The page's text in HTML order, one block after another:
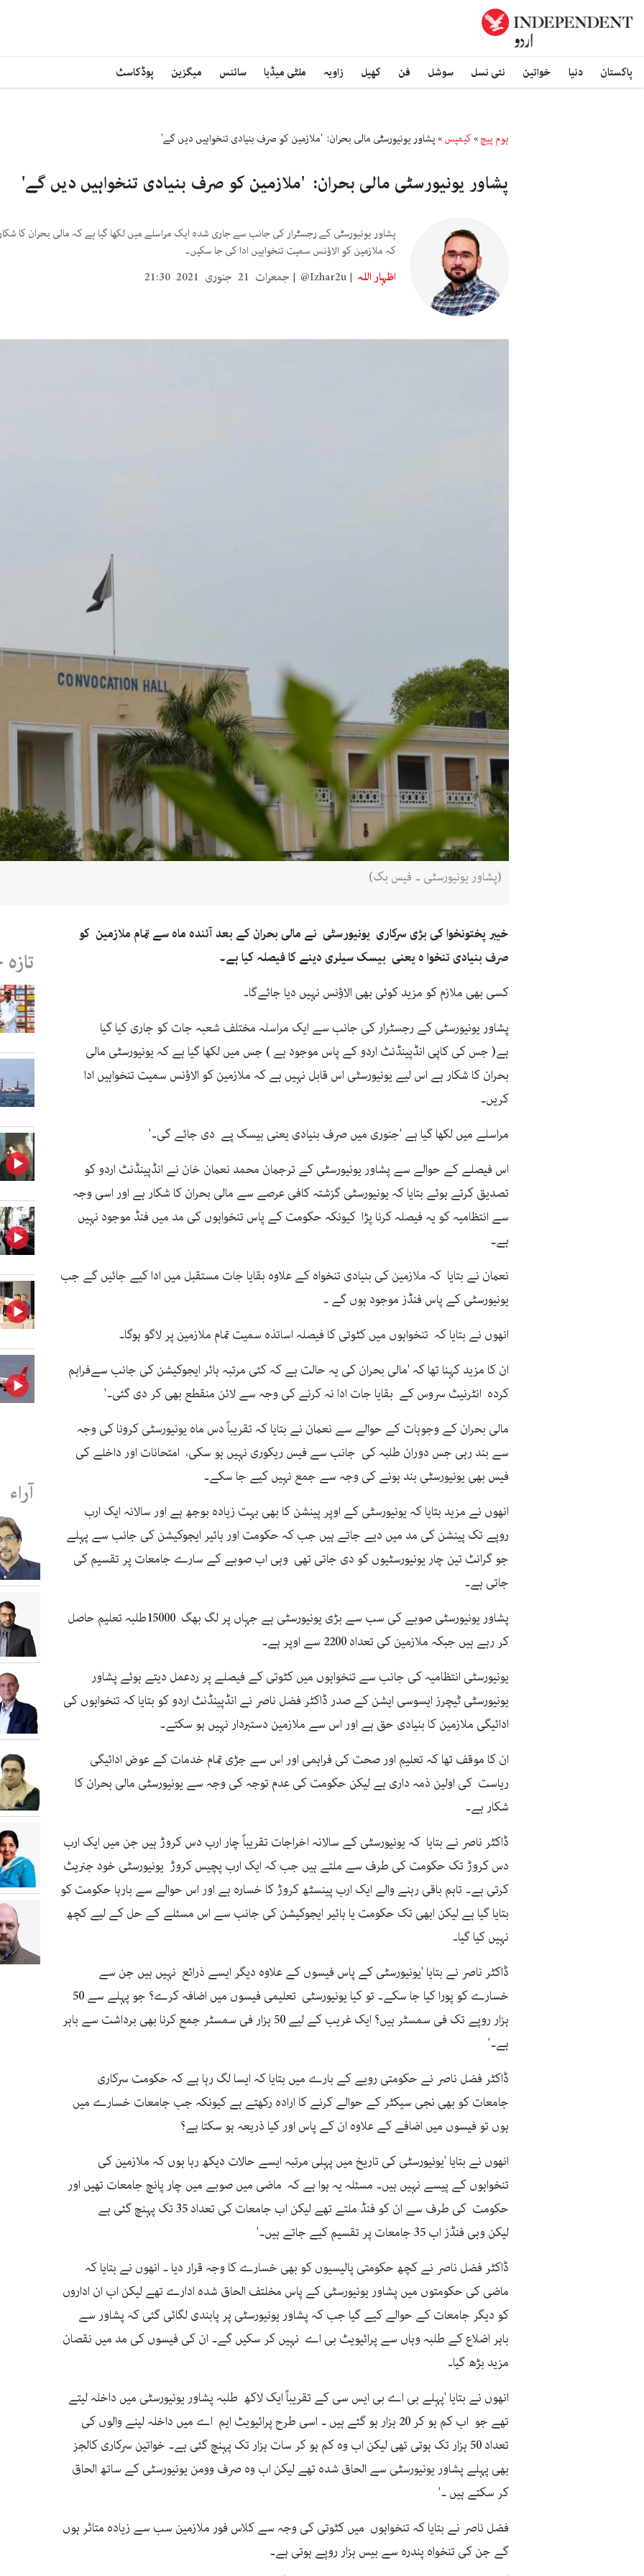
پاکستان دنیا خواتین نئی نسل سوشل فن کھیل زاویہ ملٹی میڈیا سائنس میگزین پوڈکاسٹ
ہوم پیچ»کیمپس» پشاور یونیورسٹی مالی بحران: 'ملازمین کو صرف بنیادی تنخواہیں دیں گے'
پشاور یونیورسٹی مالی بحران: 'ملازمین کو صرف بنیادی تنخواہیں دیں گے'
پشاور یونیورسٹی کے رجسٹرار کی جانب سے جاری شدہ ایک مراسلے میں لکھا گیا ہے کہ مالی بحران کا
کہ ملازمین کو الاؤنس سمیت تنخواہیں ادا کی جا سکیں۔
اظہار اللہ @Izhar2u جمعرات 21 جنوری 2021 21:30
(پشاور یونیورسٹی ۔ فیس بک)
خیبر پختونخوا کی بڑی سرکاری یونیورسٹی نے مالی بحران کے بعد آئندہ ماہ سے تمام ملازمین کو
صرف بنیادی تنخوا ہ یعنی بیسک سیلری دینے کا فیصلہ کیا ہے۔
کسی بھی ملازم کو مزید کوئی بھی الاؤنس نہیں دیا جائےگا۔
پشاور یونیورسٹی کے رجسٹرار کی جانب سے ایک مراسلہ مختلف شعبہ جات کو جاری کیا گیا
ہے( جس کی کاپی انڈپینڈنٹ اردو کے پاس موجود ہے ) جس میں لکھا گیا ہے کہ یونیورسٹی مالی
بحران کا شکار ہے اس لیے یونیورسٹی اس قابل نہیں ہے کہ ملازمین کو الاؤنس سمیت تنخواہیں ادا
کریں۔
مراسلے میں لکھا گیا ہے 'جنوری میں صرف بنیادی یعنی بیسک پے دی جائے گی۔'
اس فیصلے کے حوالے سے پشاور یونیورسٹی کے ترجمان محمد نعمان خان نے انڈپینڈنٹ اردو کو
تصدیق کرتے ہوئے بتایا کہ یونیورسٹی گزشتہ کافی عرصے سے مالی بحران کا شکار ہے اور اسی وجہ
سے انتظامیہ کو یہ فیصلہ کرنا پڑا کیونکہ حکومت کے پاس تنخواہوں کی مد میں فنڈ موجود نہیں
ہے۔
نعمان نے بتایا کہ ملازمین کی بنیادی تنخواہ کے علاوہ بقایا جات مستقبل میں ادا کیے جائیں گے جب
یونیورسٹی کے پاس فنڈز موجود ہوں گے ۔
انھوں نے بتایا کہ تنخواہوں میں کٹوتی کا فیصلہ اساتذہ سمیت تمام ملازمین پر لاگو ہوگا۔
ان کا مزید کہنا تھا کہ 'مالی بحران کی یہ حالت ہے کہ کئی مرتبہ ہائر ایجوکیشن کی جانب سےفراہم
کردہ انٹرنیٹ سروس کے بقایا جات ادا نہ کرنے کی وجہ سے لائن منقطع بھی کر دی گئی۔'
مالی بحران کے وجوہات کے حوالے سے نعمان نے بتایا کہ تقریباً دس ماہ یونیورسٹی کرونا کی وجہ
سے بند رہی جس دوران طلبہ کی جانب سے فیس ریکوری نہیں ہو سکی، امتحانات اور داخلے کی
فیس بھی یونیورسٹی بند ہونے کی وجہ سے جمع نہیں کیے جا سکے۔
انھوں نے مزید بتایا کہ یونیورسٹی کے اوپر پینشن کا بھی بہت زیادہ بوجھ ہے اور سالانہ ایک ارب
روپے تک پینشن کی مد میں دیے جاتے ہیں جب کہ حکومت اور ہائیر ایجوکیشن کی جانب سے پہلے
جو گرانٹ تین چار یونیورسٹیوں کو دی جاتی تھی وہی اب صوبے کے سارے جامعات پر تقسیم کی
جاتی ہے۔
پشاور یونیورسٹی صوبے کی سب سے بڑی یونیورسٹی ہے جہاں پر لگ بھگ 15000طلبہ تعلیم حاصل
کر رہے ہیں جبکہ ملازمین کی تعداد 2200 سے اوپر ہے۔
یونیورسٹی انتظامیہ کی جانب سے تنخواہوں میں کٹوتی کے فیصلے پر ردعمل دیتے ہوئے پشاور
یونیورسٹی ٹیچرز ایسوسی ایشن کے صدر ڈاکٹر فضل ناصر نے انڈپینڈنٹ اردو کو بتایا کہ تنخواہوں کی
ادائیگی ملازمین کا بنیادی حق ہے اور اس سے ملازمین دستبردار نہیں ہو سکتے۔
ان کا موقف تھا کہ تعلیم اور صحت کی فراہمی اور اس سے جڑی تمام خدمات کے عوض ادائیگی
ریاست کی اولین ذمہ داری ہے لیکن حکومت کی عدم توجہ کی وجہ سے یونیورسٹی مالی بحران کا
شکار ہے۔
ڈاکٹر ناصر نے بتایا کہ یونیورسٹی کے سالانہ اخراجات تقریباً چار ارب دس کروڑ ہیں جن میں ایک ارب
دس کروڑ تک حکومت کی طرف سے ملتے ہیں جب کہ ایک ارب پچیس کروڑ یونیورسٹی خود جنریٹ
کرتی ہے۔ تاہم باقی رہنے والے ایک ارب پینسٹھ کروڑ کا خسارہ ہے اور اس حوالے سے بارہا حکومت کو
بتایا گیا ہے لیکن ابھی تک حکومت یا ہائیر ایجوکیشن کی جانب سے اس مسئلے کے حل کے لیے کچھ
نہیں کیا گیا۔
ڈاکٹر ناصر نے بتایا 'یونیورسٹی کے پاس فیسوں کے علاوہ دیگر ایسے ذرائع نہیں ہیں جن سے
خسارے کو پورا کیا جا سکے۔ تو کیا یونیورسٹی تعلیمی فیسوں میں اضافہ کرے؟ جو پہلے سے 50
ہزار روپے تک فی سمسٹر ہیں؟ ایک غریب کے لیے 50 ہزار فی سمسٹر جمع کرنا بھی برداشت سے باہر
ہے۔'
ڈاکٹر فضل ناصر نے حکومتی رویے کے بارے میں بتایا کہ ایسا لگ رہا ہے کہ حکومت سرکاری
جامعات کو بھی نجی سیکٹر کے حوالے کرنے کا ارادہ رکھتے ہے کیونکہ جب جامعات خسارے میں
ہوں تو فیسوں میں اضافے کے علاوہ ان کے پاس اور کیا ذریعہ ہو سکتا ہے؟
انھوں نے بتایا 'یونیورسٹی کی تاریخ میں پہلی مرتبہ ایسے حالات دیکھ رہا ہوں کہ ملازمین کی
تنخواہوں کے پیسے نہیں ہیں۔ مسئلہ یہ ہوا ہے کہ ماضی میں صوبے میں چار پانچ جامعات تھیں اور
حکومت کی طرف سے ان کو فنڈ ملتے تھے لیکن اب جامعات کی تعداد 35 تک پہنچ گئی ہے
لیکن وہی فنڈز اب 35 جامعات پر تقسیم کیے جاتے ہیں۔'
ڈاکٹر فضل ناصر نے کچھ حکومتی پالیسیوں کو بھی خسارے کا وجہ قرار دیا ۔ انھوں نے بتایا کہ
ماضی کی حکومتوں میں پشاور یونیورسٹی کے پاس مخلتف الحاق شدہ ادارے تھے لیکن اب ان اداروں
کو دیگر جامعات کے حوالے کیے گیا جب کہ پشاور یونیورسٹی پر پابندی لگائی گئی کہ پشاور سے
باہر اضلاع کے طلبہ وہاں سے پرائیویٹ بی اے نہیں کر سکیں گے۔ ان کی فیسوں کی مد میں نقصان
مزید بڑھ گیا۔
انھوں نے بتایا 'پہلے بی اے بی ایس سی کے تقریباً ایک لاکھ طلبہ پشاور یونیورسٹی میں داخلہ لیتے
تھے جو اب کم ہو کر 20 ہزار ہو گئے ہیں ۔ اسی طرح پرائیویٹ ایم اے میں داخلہ لینے والوں کی
تعداد 50 ہزار تک ہوتی تھی لیکن اب وہ کم ہو کر سات ہزار تک پہنچ گئی ہے۔ خواتین سرکاری کالجز
بھی پہلے پشاور یونیورسٹی سے الحاق شدہ تھے لیکن اب وہ صرف وومن یونیورسٹی کے ساتھ الحاق
کر سکتے ہیں ۔'
فضل ناصر نے بتایا کہ تنخواہوں میں کٹوتی کی وجہ سے کلاس فور ملازمین سب سے زیادہ متاثر ہوں
گے جن کی تنخواہ پندرہ سے بیس ہزار روپے ہوتی ہے۔
آراء